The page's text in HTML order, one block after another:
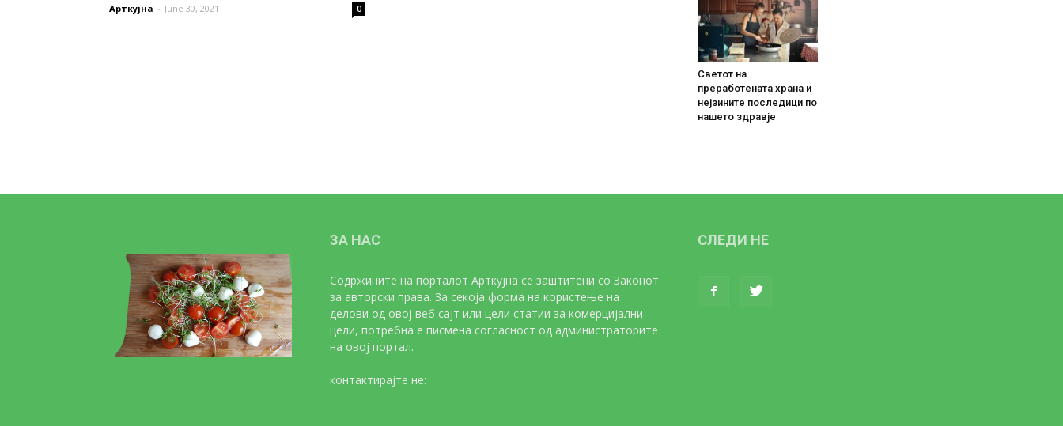
Арткујна - June 30, 2021 0
Светот на
преработената храна и
нејзините последици по
нашето здравје
ЗА НАС
Содржините на порталот Арткујна се заштитени со Законот
за авторски права. За секоја форма на користење на
делови од овој веб сајт или цели статии за комерцијални
цели, потребна е писмена согласност од администраторите
на овој портал.
контактирајте не:
СЛЕДИ НЕ